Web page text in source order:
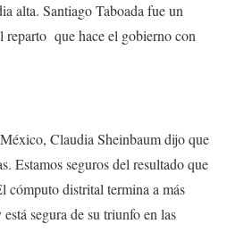
alta. Santiago Taboada fue un
reparto que hace el gobierno con
Claudia Sheinbaum dijo que
Estamos seguros del resultado que
cómputo distrital termina a más
segura de su triunfo en las